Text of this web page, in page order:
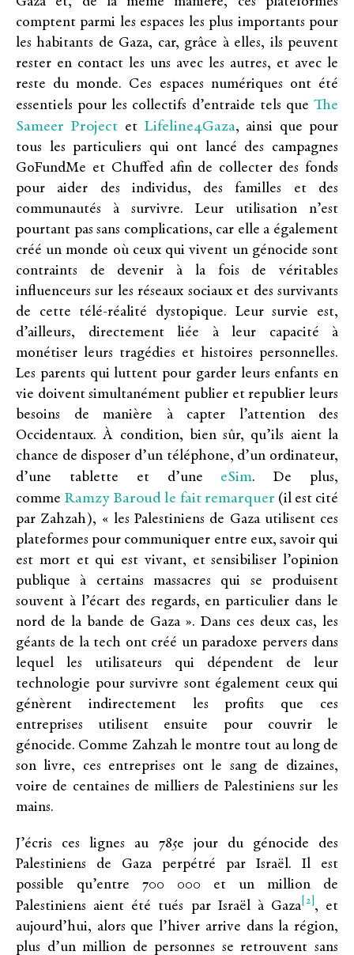
comptent parmi les espaces les plus importants pour
les habitants de Gaza, car, grâce à elles, ils peuvent
rester en contact les uns avec les autres, et avec le
reste du monde. Ces espaces numériques ont été
essentiels pour les collectifs d’entraide tels que The
Sameer Project et Lifeline4Gaza, ainsi que pour
tous les particuliers qui ont lancé des campagnes
GoFundMe et Chuffed afin de collecter des fonds
pour aider des individus, des familles et des
communautés à survivre. Leur utilisation n’est
pourtant pas sans complications, car elle a également
créé un monde où ceux qui vivent un génocide sont
contraints de devenir à la fois de véritables
influenceurs sur les réseaux sociaux et des survivants
de cette télé-réalité dystopique. Leur survie est,
d’ailleurs, directement liée à leur capacité à
monétiser leurs tragédies et histoires personnelles.
Les parents qui luttent pour garder leurs enfants en
vie doivent simultanément publier et republier leurs
besoins de manière à capter l’attention des
Occidentaux. À condition, bien sûr, qu’ils aient la
chance de disposer d’un téléphone, d’un ordinateur,
d’une tablette et d’une eSim. De plus,
comme Ramzy Baroud le fait remarquer (il est cité
par Zahzah), « les Palestiniens de Gaza utilisent ces
plateformes pour communiquer entre eux, savoir qui
est mort et qui est vivant, et sensibiliser l’opinion
publique à certains massacres qui se produisent
souvent à l’écart des regards, en particulier dans le
nord de la bande de Gaza ». Dans ces deux cas, les
géants de la tech ont créé un paradoxe pervers dans
lequel les utilisateurs qui dépendent de leur
technologie pour survivre sont également ceux qui
génèrent indirectement les profits que ces
entreprises utilisent ensuite pour couvrir le
génocide. Comme Zahzah le montre tout au long de
son livre, ces entreprises ont le sang de dizaines,
voire de centaines de milliers de Palestiniens sur les
mains.
J’écris ces lignes au 785e jour du génocide des
Palestiniens de Gaza perpétré par Israël. Il est
possible qu’entre 700 000 et un million de
Palestiniens aient été tués par Israël à Gaza [2] , et
aujourd’hui, alors que l’hiver arrive dans la région,
plus d’un million de personnes se retrouvent sans